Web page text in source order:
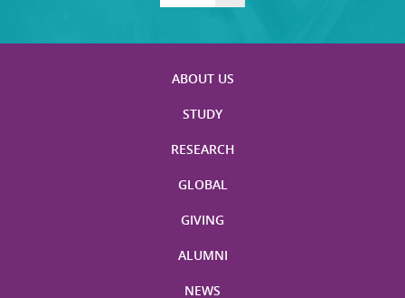
ABOUT US
STUDY
RESEARCH
GLOBAL
GIVING
ALUMNI
NEWS